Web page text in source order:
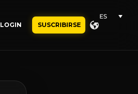
LOGIN SUSCRIBIRSE
ES